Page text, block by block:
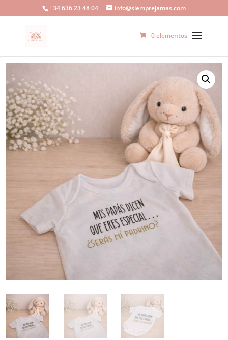
+34 636 23 48 04 info@siemprejamas.com
0 elementos